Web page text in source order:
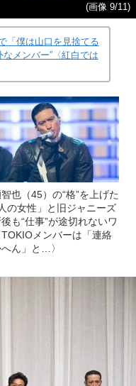
(画像 9/11)
「僕は山口を見捨てる
メンバー”〈紅白では
也（45）の“格”を上げた
人の女性」と旧ジャニーズ
も“仕事”が途切れないワ
メンバーは「連絡
ん」と…〉